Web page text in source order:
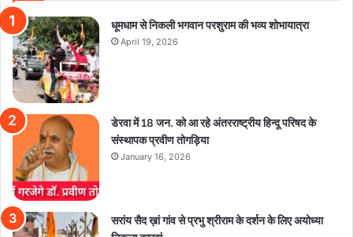
धूमधाम से निकली भगवान परशुराम की भव्य शोभायात्रा
April 19, 2026
डेरवा में 18 जन. को आ रहे अंतरराष्ट्रीय हिन्दू परिषद के
संस्थापक प्रवीण तोगड़िया
January 16, 2026
सरांय सैद ख़ां गांव से प्रभु श्रीराम के दर्शन के लिए अयोध्या